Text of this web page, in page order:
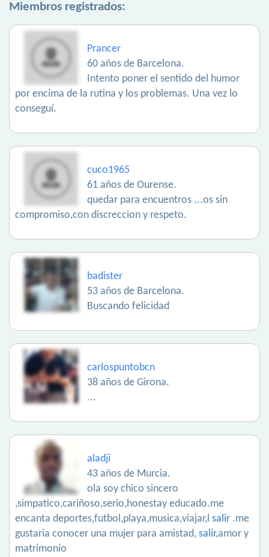
Miembros registrados:
Prancer
60 años de Barcelona.
Intento poner el sentido del humor
por encima de la rutina y los problemas. Una vez lo
conseguí.
cuco1965
61 años de Ourense.
quedar para encuentros ...os sin
compromiso,con discreccion y respeto.
badister
53 años de Barcelona.
Buscando felicidad
carlospuntobcn
38 años de Girona.
...
aladji
43 años de Murcia.
ola soy chico sincero
,simpatico,cariñoso,serio,honestay educado.me
encanta deportes,futbol,playa,musica,viajar,l salir .me
gustaria conocer una mujer para amistad, salir,amor y
matrimonio